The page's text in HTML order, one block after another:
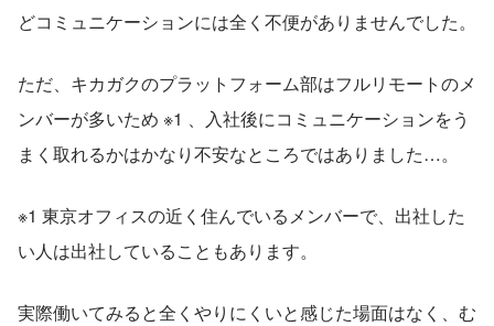
どコミュニケーションには全く不便がありませんでした。
ただ、キカガクのプラットフォーム部はフルリモートのメ
ンバーが多いため ※1 、入社後にコミュニケーションをう
まく取れるかはかなり不安なところではありました…。
※1 東京オフィスの近く住んでいるメンバーで、出社した
い人は出社していることもあります。
実際働いてみると全くやりにくいと感じた場面はなく、む